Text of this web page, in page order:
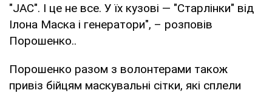
"JAC". І це не все. У їх кузові — "Старлінки" від
Ілона Маска і генератори", – розповів
Порошенко..
Порошенко разом з волонтерами також
привіз бійцям маскувальні сітки, які сплели